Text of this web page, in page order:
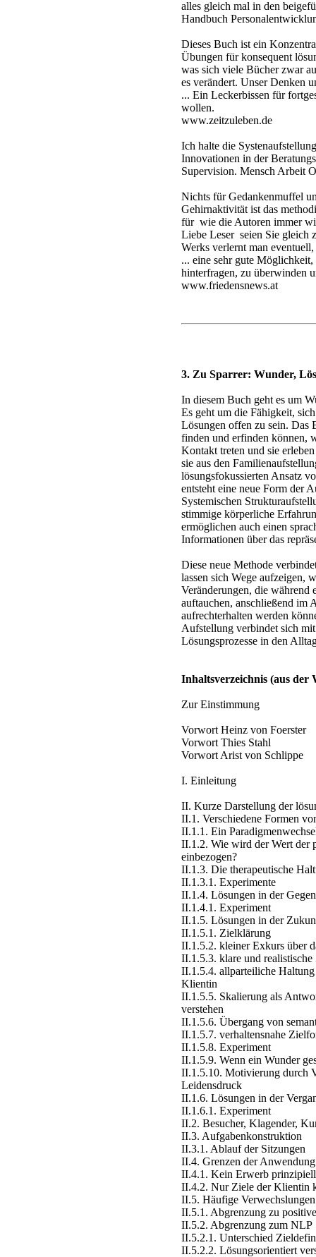
alles gleich mal in den
Handbuch
Dieses Buch ist ein
Übungen für konsequent
was sich viele Bücher zwar
es verändert. Unser Denken
... Ein Leckerbissen für
wollen.
www.zeitzuleben.de
Ich halte die
Innovationen in der
Supervision. Mensch Arbeit
Nichts für Gedankenmuffel
Gehirnaktivität ist das
für wie die Autoren immer
Liebe Leser seien Sie gleich
Werks verlernt man
... eine sehr gute
hinterfragen, zu überwinden
www.friedensnews.at
3. Zu Sparrer: Wunder,
In diesem Buch geht es um
Es geht um die Fähigkeit,
Lösungen offen zu sein. Das
finden und erfinden können,
Kontakt treten und sie
sie aus den
lösungsfokussierten Ansatz
entsteht eine neue Form der
Systemischen
stimmige körperliche
ermöglichen auch einen
Informationen über das
Diese neue Methode
lassen sich Wege aufzeigen,
Veränderungen, die während
auftauchen, anschließend im
aufrechterhalten werden
Aufstellung verbindet sich
Lösungsprozesse in den
Inhaltsverzeichnis (aus der
Zur Einstimmung
Vorwort Heinz von Foerster
Vorwort Thies Stahl
Vorwort Arist von Schlippe
I. Einleitung
II. Kurze Darstellung der
II.1. Verschiedene Formen
II.1.1. Ein
II.1.2. Wie wird der Wert der
einbezogen?
II.1.3. Die therapeutische
II.1.3.1. Experimente
II.1.4. Lösungen in der
II.1.4.1. Experiment
II.1.5. Lösungen in der
II.1.5.1. Zielklärung
II.1.5.2. kleiner Exkurs über
II.1.5.3. klare und realistische
II.1.5.4. allparteiliche
Klientin
II.1.5.5. Skalierung als
verstehen
II.1.5.6. Übergang von
II.1.5.7. verhaltensnahe
II.1.5.8. Experiment
II.1.5.9. Wenn ein Wunder
II.1.5.10. Motivierung durch
Leidensdruck
II.1.6. Lösungen in der
II.1.6.1. Experiment
II.2. Besucher, Klagender,
II.3. Aufgabenkonstruktion
II.3.1. Ablauf der Sitzungen
II.4. Grenzen der
II.4.1. Kein Erwerb
II.4.2. Nur Ziele der Klientin
II.5. Häufige
II.5.1. Abgrenzung zu
II.5.2. Abgrenzung zum NLP
II.5.2.1. Unterschied
II.5.2.2. Lösungsorientiert